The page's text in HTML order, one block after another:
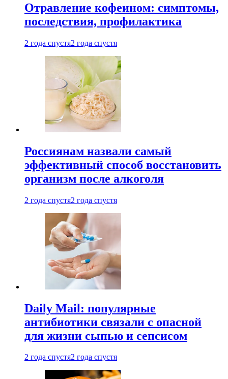
Отравление кофеином: симптомы,
последствия, профилактика
2 года спустя2 года спустя
Россиянам назвали самый
эффективный способ восстановить
организм после алкоголя
2 года спустя2 года спустя
Daily Mail: популярные
антибиотики связали с опасной
для жизни сыпью и сепсисом
2 года спустя2 года спустя